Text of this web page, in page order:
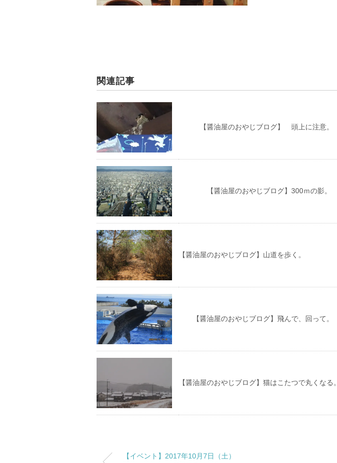
関連記事
【醤油屋のおやじブログ】 頭上に注意。
【醤油屋のおやじブログ】300ｍの影。
【醤油屋のおやじブログ】山道を歩く。
【醤油屋のおやじブログ】飛んで、回って。
【醤油屋のおやじブログ】猫はこたつで丸くなる。
【イベント】2017年10月7日（土）